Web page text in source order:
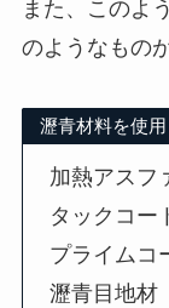
また、このよ
のようなもの
瀝青材料を使
加熱アスフ
タックコー
プライムコ
瀝青目地材